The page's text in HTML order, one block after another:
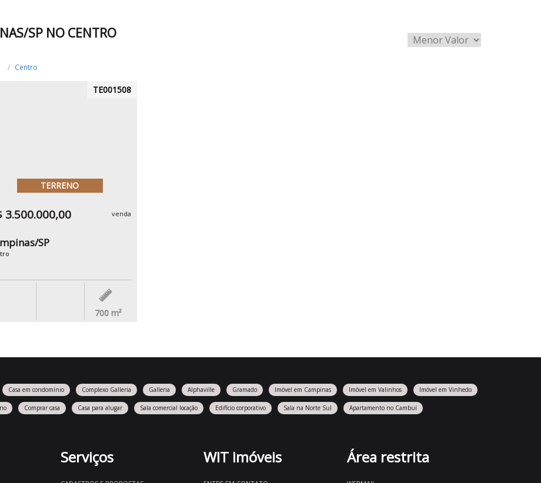
SP NO CENTRO
Centro
TE001508
TERRENO
3.500.000,00 venda
SP
700 m²
Casa em condomínio Complexo Galleria Galleria Alphaville Gramado Imóvel em Campinas Imóvel em Valinhos Imóvel em Vinhedo
Comprar casa Casa para alugar Sala comercial locação Edifício corporativo Sala na Norte Sul Apartamento no Cambuí
Serviços WIT Imóveis Área restrita